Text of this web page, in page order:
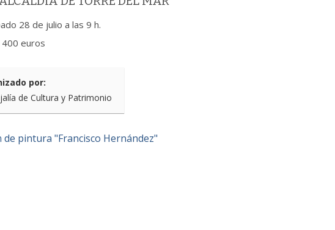
28 de julio a las 9 h.
euros
por:
de Cultura y Patrimonio
de pintura "Francisco Hernández"